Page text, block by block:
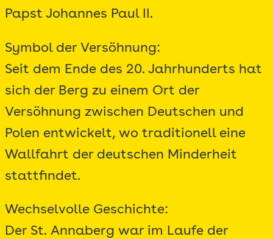
Papst Johannes Paul II.
Symbol der Versöhnung:
Seit dem Ende des 20. Jahrhunderts hat
sich der Berg zu einem Ort der
Versöhnung zwischen Deutschen und
Polen entwickelt, wo traditionell eine
Wallfahrt der deutschen Minderheit
stattfindet.
Wechselvolle Geschichte:
Der St. Annaberg war im Laufe der